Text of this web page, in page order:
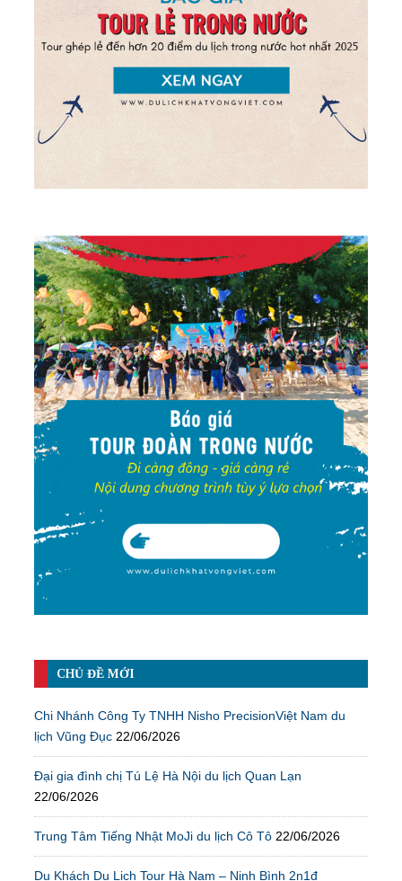
CHỦ ĐỀ MỚI
Chi Nhánh Công Ty TNHH Nisho PrecisionViệt Nam du
lịch Vũng Đục 22/06/2026
Đại gia đình chị Tú Lệ Hà Nội du lịch Quan Lạn
22/06/2026
Trung Tâm Tiếng Nhật MoJi du lịch Cô Tô 22/06/2026
Du Khách Du Lịch Tour Hà Nam – Ninh Bình 2n1đ